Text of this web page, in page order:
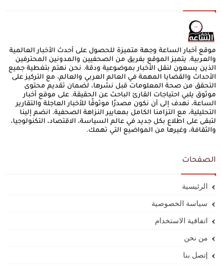
موقع أخبار الساعة وجهة متميزة للحصول على أحدث الأخبار العالمية
والعربية. يتميز الموقع بفريق من الصحفيين والمدونين المحترفين
الذين يسعون لنقل الأخبار بموضوعية ودقة. نحن نهتم بتغطية جميع
الأحداث والقضايا المهمة في العالم العربي والعالم، مع التركيز على
التحقق من صحة المعلومات قبل نشرها، لضمان تقديم محتوى
موثوق يلبي احتياجات القارئ الباحث عن الحقيقة. على موقع أخبار
الساعة، نهدف إلى أن نكون مصدرًا موثوقًا للأخبار العاجلة والتقارير
التحليلية، مع التزامنا الكامل بمعايير النزاهة الصحفية. انضم إلينا
لتبقى على اطلاع بكل جديد في عالم السياسة، الاقتصاد، التكنولوجيا،
والثقافة، وغيرها من المواضيع التي تهمك.
الصفحات
الرئيسية
سياسة الخصوصية
اتفاقية الاستخدام
من نحن
إتصل بنا